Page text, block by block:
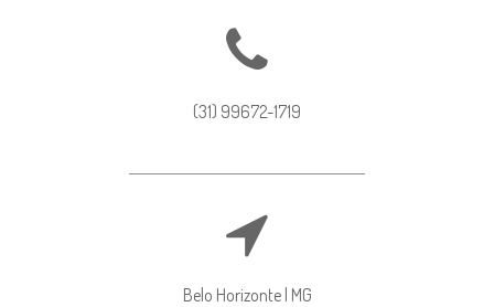
(31) 99672-1719
Belo Horizonte | MG